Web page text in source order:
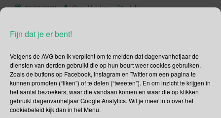
Fijn dat je er bent!
Volgens de AVG ben ik verplicht om te melden dat dagenvanhetjaar de
diensten van derden gebruikt die op hun beurt weer cookies gebruiken.
Zoals de buttons op Facebook, Instagram en Twitter om een pagina te
kunnen promoten (“liken”) of te delen (“tweeten”). En om inzicht te krijgen in
het aantal bezoekers, waar die vandaan komen en waar die op klikken
gebruikt dagenvanhetjaar Google Analytics. Wil je meer info over het
cookiebeleid kijk dan in het Menu.
27/07/2020 Gina Makken Juli
Wereld Hoofd-en halskankerdag Het doel van Wereld Hoofd-
deze vorm van kanker bij het grote publiek onder de
aandacht te brengen. Hoofd-en halskankers blijven vaak
onopgemerkt omdat veel mensen de vroege
waarschuwingssignalen en symptomen niet herkennen, en
dat is jammer omdat een behandeling succesvoller en
minder […]